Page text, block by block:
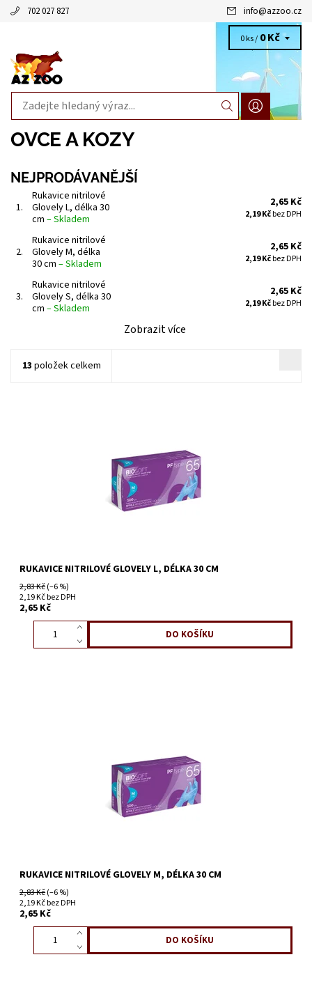
702 027 827 info@azzoo.cz
0 ks / 0 Kč
OVCE A KOZY
NEJPRODÁVANĚJŠÍ
1.
Rukavice nitrilové
Glovely L, délka 30
cm –Skladem
2,65 Kč
2,19 Kčbez DPH
2.
Rukavice nitrilové
Glovely M, délka
30 cm –Skladem
2,65 Kč
2,19 Kčbez DPH
3.
Rukavice nitrilové
Glovely S, délka 30
cm –Skladem
2,65 Kč
2,19 Kčbez DPH
Zobrazit více
13 položek celkem
RUKAVICE NITRILOVÉ GLOVELY L, DÉLKA 30 CM
2,83 Kč(–6 %)
2,19 Kč bez DPH
2,65 Kč
RUKAVICE NITRILOVÉ GLOVELY M, DÉLKA 30 CM
2,83 Kč(–6 %)
2,19 Kč bez DPH
2,65 Kč